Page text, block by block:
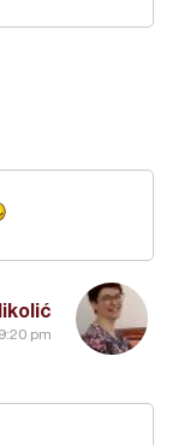
pm